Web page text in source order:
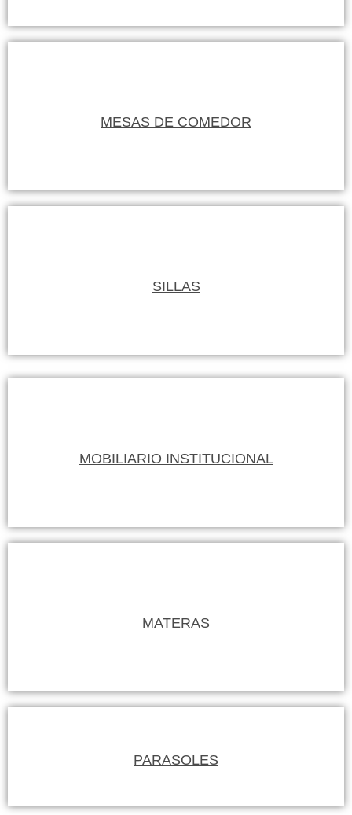
MESAS DE COMEDOR
SILLAS
MOBILIARIO INSTITUCIONAL
MATERAS
PARASOLES